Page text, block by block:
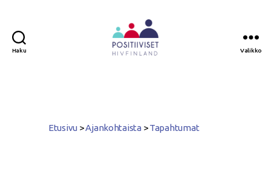
Haku Valikko
Etusivu >Ajankohtaista >Tapahtumat